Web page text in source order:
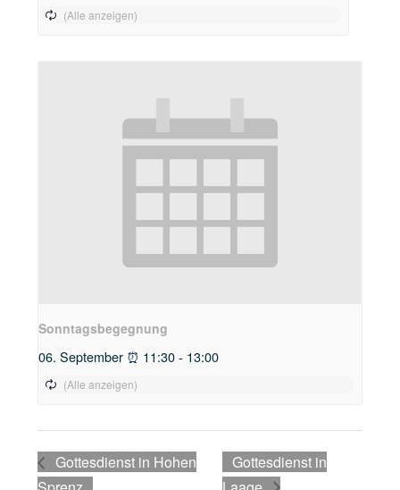
Sonntagsbegegnung
06. September ⏰ 11:30 - 13:00
Gottesdienst in Hohen
Gottesdienst in